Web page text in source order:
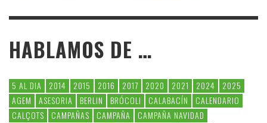
HABLAMOS DE …
5 AL DIA 2014 2015 2016 2017 2020 2021 2024
2025
AGEM
ASESORIA BERLIN BRÓCOLI CALABACÍN
CALENDARIO
CALÇOTS
CAMPAÑAS CAMPAÑA
CAMPAÑA NAVIDAD